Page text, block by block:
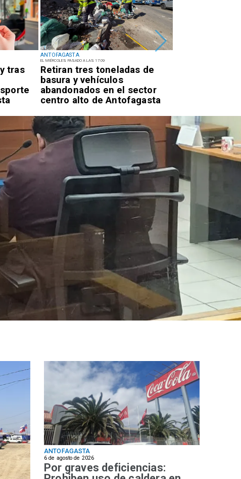
tras
ANTOFAGASTA
EL MIÉRCOLES PASADO A LAS 17:09
Retiran tres toneladas de
basura y vehículos
abandonados en el sector
centro alto de Antofagasta
ANTOFAGASTA
6 de agosto de 2026
Por graves deficiencias: